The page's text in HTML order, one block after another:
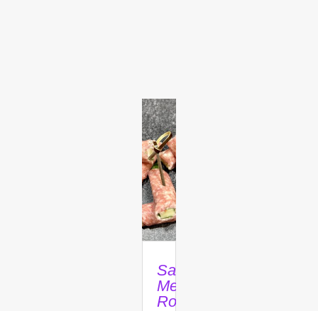
Salami
Met
Roomkaas